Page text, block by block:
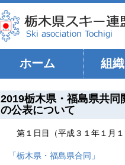
ホーム 組
2019栃木県・福島県共
の公表について
第１日目（平成３１年１月
「栃木県・福島県合同」